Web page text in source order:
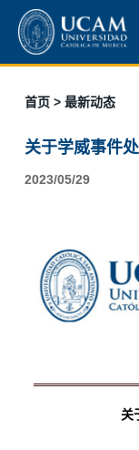
首页 > 最新动态
关于学威事件
2023/05/29
关